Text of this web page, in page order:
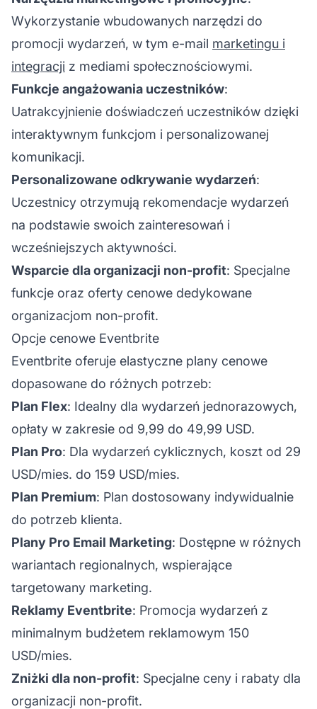
Wykorzystanie wbudowanych narzędzi do
promocji wydarzeń, w tym e-mail marketingu i
integracji z mediami społecznościowymi.
Funkcje angażowania uczestników:
Uatrakcyjnienie doświadczeń uczestników dzięki
interaktywnym funkcjom i personalizowanej
komunikacji.
Personalizowane odkrywanie wydarzeń:
Uczestnicy otrzymują rekomendacje wydarzeń
na podstawie swoich zainteresowań i
wcześniejszych aktywności.
Wsparcie dla organizacji non-profit: Specjalne
funkcje oraz oferty cenowe dedykowane
organizacjom non-profit.
Opcje cenowe Eventbrite
Eventbrite oferuje elastyczne plany cenowe
dopasowane do różnych potrzeb:
Plan Flex: Idealny dla wydarzeń jednorazowych,
opłaty w zakresie od 9,99 do 49,99 USD.
Plan Pro: Dla wydarzeń cyklicznych, koszt od 29
USD/mies. do 159 USD/mies.
Plan Premium: Plan dostosowany indywidualnie
do potrzeb klienta.
Plany Pro Email Marketing: Dostępne w różnych
wariantach regionalnych, wspierające
targetowany marketing.
Reklamy Eventbrite: Promocja wydarzeń z
minimalnym budżetem reklamowym 150
USD/mies.
Zniżki dla non-profit: Specjalne ceny i rabaty dla
organizacji non-profit.